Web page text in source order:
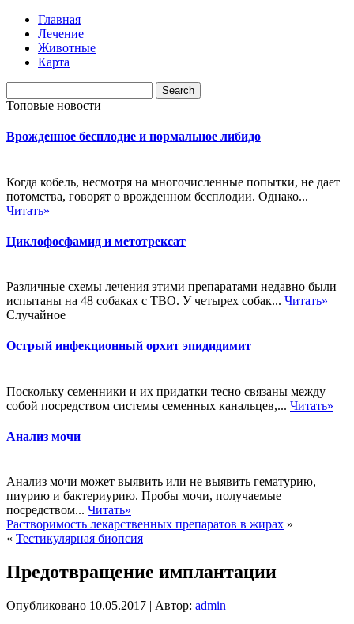
Главная
Лечение
Животные
Карта
Топовые новости
Врожденное бесплодие и нормальное либидо
Когда кобель, несмотря на многочисленные попытки, не дает
потомства, говорят о врожденном бесплодии. Однако...
Читать»
Циклофосфамид и метотрексат
Различные схемы лечения этими препаратами недавно были
испытаны на 48 собаках с ТВО. У четырех собак... Читать»
Случайное
Острый инфекционный орхит эпидидимит
Поскольку семенники и их придатки тесно связаны между
собой посредством системы семенных канальцев,... Читать»
Анализ мочи
Анализ мочи может выявить или не выявить гематурию,
пиурию и бактериурию. Пробы мочи, получаемые
посредством... Читать»
Растворимость лекарственных препаратов в жирах »
« Тестикулярная биопсия
Предотвращение имплантации
Опубликовано 10.05.2017 | Автор: admin